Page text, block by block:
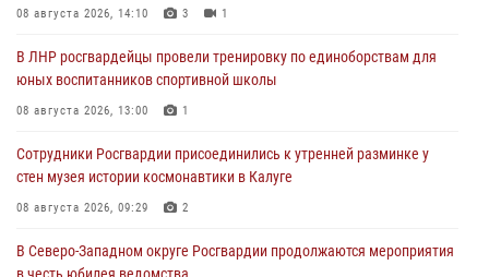
08 августа 2026, 14:10 3 1
В ЛНР росгвардейцы провели тренировку по единоборствам для
юных воспитанников спортивной школы
08 августа 2026, 13:00 1
Сотрудники Росгвардии присоединились к утренней разминке у
стен музея истории космонавтики в Калуге
08 августа 2026, 09:29 2
В Северо-Западном округе Росгвардии продолжаются мероприятия
в честь юбилея ведомства